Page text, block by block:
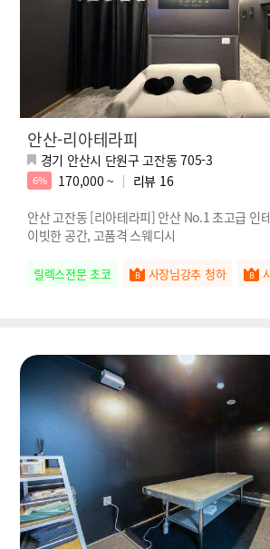
안산-리아테라피
경기 안산시 단원구 고잔동 705-3
6% 170,000 ~ 리뷰 16
안산 고잔동 [리아테라피] 안산 No.1 초고급 인
이빗한 공간, 고품격 스웨디시
릴렉스전문 초코 사장님강추 청하